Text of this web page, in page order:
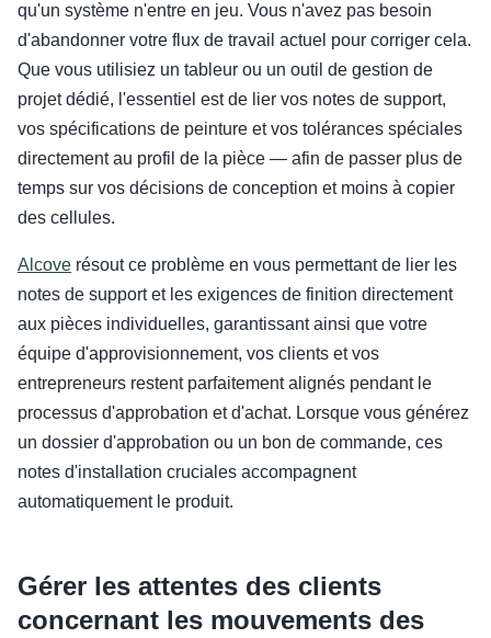
qu'un système n'entre en jeu. Vous n'avez pas besoin
d'abandonner votre flux de travail actuel pour corriger cela.
Que vous utilisiez un tableur ou un outil de gestion de
projet dédié, l'essentiel est de lier vos notes de support,
vos spécifications de peinture et vos tolérances spéciales
directement au profil de la pièce — afin de passer plus de
temps sur vos décisions de conception et moins à copier
des cellules.
Alcove résout ce problème en vous permettant de lier les
notes de support et les exigences de finition directement
aux pièces individuelles, garantissant ainsi que votre
équipe d'approvisionnement, vos clients et vos
entrepreneurs restent parfaitement alignés pendant le
processus d'approbation et d'achat. Lorsque vous générez
un dossier d'approbation ou un bon de commande, ces
notes d'installation cruciales accompagnent
automatiquement le produit.
Gérer les attentes des clients
concernant les mouvements des